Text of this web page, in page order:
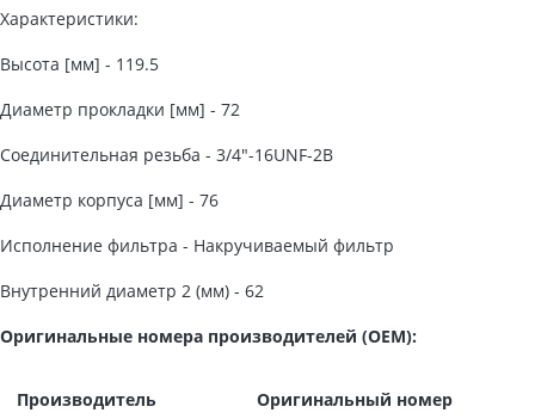
Характеристики:
Высота [мм] - 119.5
Диаметр прокладки [мм] - 72
Соединительная резьба - 3/4"-16UNF-2B
Диаметр корпуса [мм] - 76
Исполнение фильтра - Накручиваемый фильтр
Внутренний диаметр 2 (мм) - 62
Оригинальные номера производителей (OEM):
Производитель
Оригинальный номер